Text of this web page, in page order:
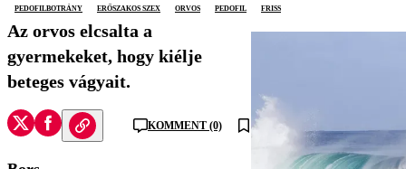
pedofilbotrány
erőszakos szex orvos pedofil friss
Az orvos elcsalta a
gyermekeket, hogy kiélje
beteges vágyait.
KOMMENT (0)